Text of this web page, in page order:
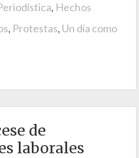
, Hechos
, Protestas, Un día como
de
laborales